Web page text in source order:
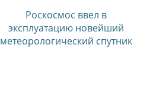
Роскосмос ввел в
эксплуатацию новейший
метеорологический спутник